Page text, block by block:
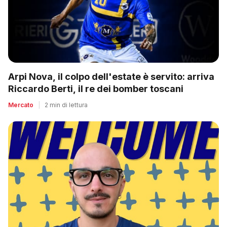
Arpi Nova, il colpo dell'estate è servito: arriva
Riccardo Berti, il re dei bomber toscani
Mercato 2 min di lettura